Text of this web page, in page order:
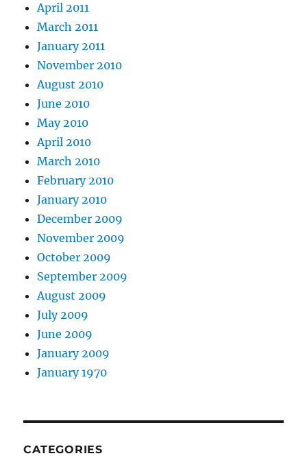
April 2011
March 2011
January 2011
November 2010
August 2010
June 2010
May 2010
April 2010
March 2010
February 2010
January 2010
December 2009
November 2009
October 2009
September 2009
August 2009
July 2009
June 2009
January 2009
January 1970
CATEGORIES